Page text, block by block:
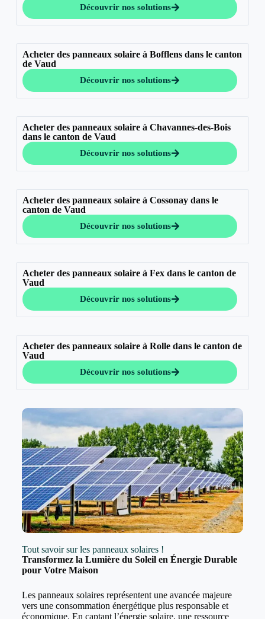
Découvrir nos solutions
Acheter des panneaux solaire à Bofflens dans le canton
de Vaud
Découvrir nos solutions
Acheter des panneaux solaire à Chavannes-des-Bois
dans le canton de Vaud
Découvrir nos solutions
Acheter des panneaux solaire à Cossonay dans le
canton de Vaud
Découvrir nos solutions
Acheter des panneaux solaire à Fex dans le canton de
Vaud
Découvrir nos solutions
Acheter des panneaux solaire à Rolle dans le canton de
Vaud
Découvrir nos solutions
Tout savoir sur les panneaux solaires !
Transformez la Lumière du Soleil en Énergie Durable
pour Votre Maison
Les panneaux solaires représentent une avancée majeure
vers une consommation énergétique plus responsable et
économique. En captant l’énergie solaire, une ressource